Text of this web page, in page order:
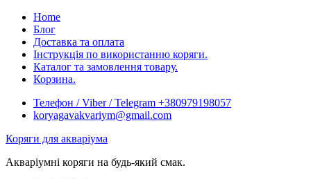
Skip
content
Home
Блог
Доставка та оплата
Інструкція по використанню коряги.
Каталог та замовлення товару.
Корзина.
Телефон / Viber / Telegram +380979198057
koryagavakvariym@gmail.com
Коряги для акваріума
Акваріумні коряги на будь-який смак.